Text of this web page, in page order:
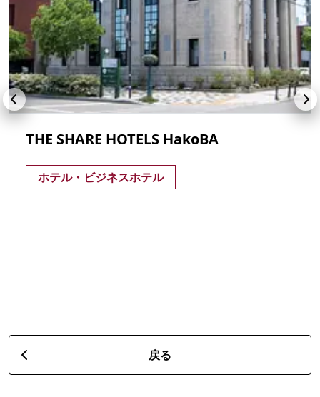
THE SHARE HOTELS HakoBA
ホテル・ビジネスホテル
戻る